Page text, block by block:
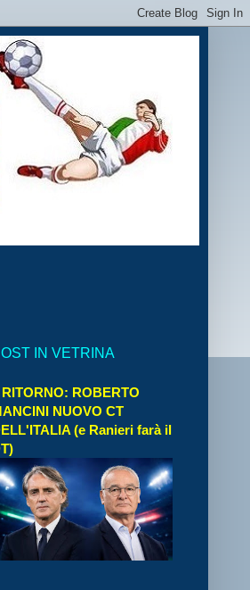
IN VETRINA
ROBERTO
NUOVO CT
(e Ranieri farà il